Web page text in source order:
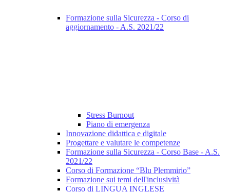
Formazione sulla Sicurezza - Corso di
aggiornamento - A.S. 2021/22
Stress Burnout
Piano di emergenza
Innovazione didattica e digitale
Progettare e valutare le competenze
Formazione sulla Sicurezza - Corso Base - A.S.
2021/22
Corso di Formazione “Blu Plemmirio”
Formazione sui temi dell'inclusività
Corso di LINGUA INGLESE